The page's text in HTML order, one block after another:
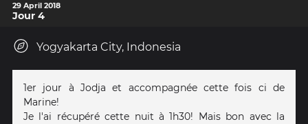
29 April 2018
Jour 4
Yogyakarta City, Indonesia
1er jour à Jodja et accompagnée cette fois ci de
Marine!
Je l'ai récupéré cette nuit à 1h30! Mais bon avec la